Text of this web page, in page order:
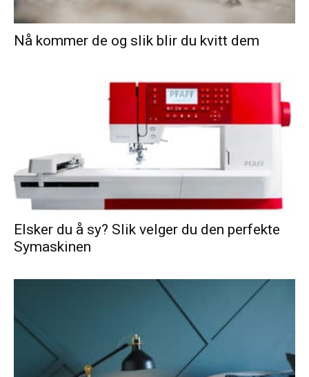
Nå kommer de og slik blir du kvitt dem
Elsker du å sy? Slik velger du den perfekte
Symaskinen